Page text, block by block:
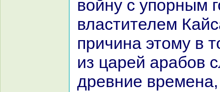
войну с упорным
властителем
причинa этому в
из царей аpaбов
древние